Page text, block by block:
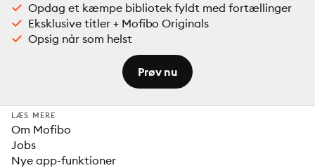
Opdag et kæmpe bibliotek fyldt med fortællinger
Eksklusive titler + Mofibo Originals
Opsig når som helst
Prøv nu
LÆS MERE
Om Mofibo
Jobs
Nye app-funktioner